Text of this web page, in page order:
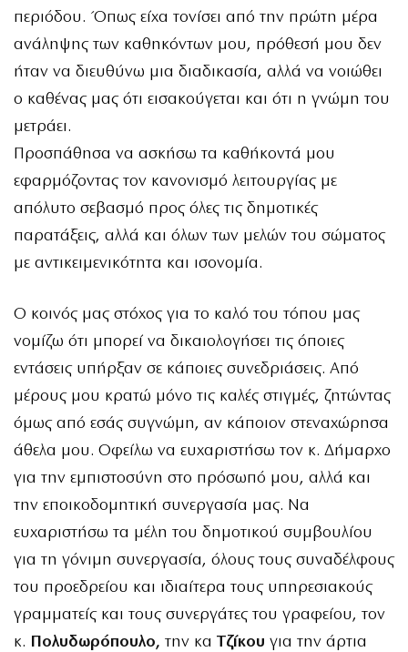
περιόδου. Όπως είχα τονίσει από την πρώτη μέρα
ανάληψης των καθηκόντων μου, πρόθεσή μου δεν
ήταν να διευθύνω μια διαδικασία, αλλά να νοιώθει
ο καθένας μας ότι εισακούγεται και ότι η γνώμη του
μετράει.
Προσπάθησα να ασκήσω τα καθήκοντά μου
εφαρμόζοντας τον κανονισμό λειτουργίας με
απόλυτο σεβασμό προς όλες τις δημοτικές
παρατάξεις, αλλά και όλων των μελών του σώματος
με αντικειμενικότητα και ισονομία.
Ο κοινός μας στόχος για το καλό του τόπου μας
νομίζω ότι μπορεί να δικαιολογήσει τις όποιες
εντάσεις υπήρξαν σε κάποιες συνεδριάσεις. Από
μέρους μου κρατώ μόνο τις καλές στιγμές, ζητώντας
όμως από εσάς συγνώμη, αν κάποιον στεναχώρησα
άθελα μου. Οφείλω να ευχαριστήσω τον κ. Δήμαρχο
για την εμπιστοσύνη στο πρόσωπό μου, αλλά και
την εποικοδομητική συνεργασία μας. Να
ευχαριστήσω τα μέλη του δημοτικού συμβουλίου
για τη γόνιμη συνεργασία, όλους τους συναδέλφους
του προεδρείου και ιδιαίτερα τους υπηρεσιακούς
γραμματείς και τους συνεργάτες του γραφείου, τον
κ. Πολυδωρόπουλο, την κα Τζίκου για την άρτια